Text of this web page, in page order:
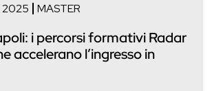
2025 MASTER
i percorsi formativi Radar
accelerano l’ingresso in